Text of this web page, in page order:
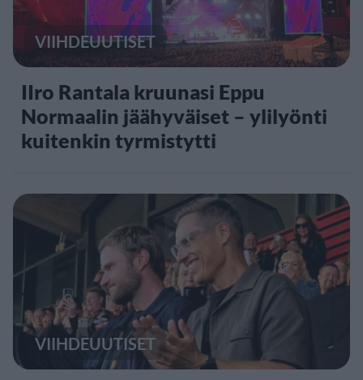
VIIHDEUUTISET
IIro Rantala kruunasi Eppu
Normaalin jäähyväiset – ylilyönti
kuitenkin tyrmistytti
VIIHDEUUTISET